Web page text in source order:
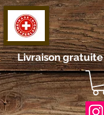
Livraison gratuite